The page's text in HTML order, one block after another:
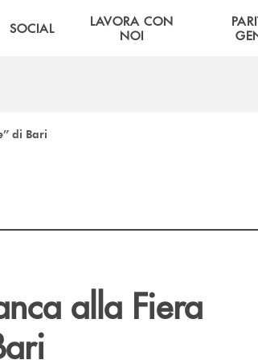
SOCIAL
LAVORA CON
NOI
di Bari
alla Fiera